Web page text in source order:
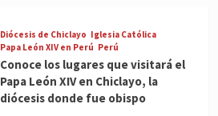
Diócesis de Chiclayo Iglesia Católica
Papa León XIV en Perú Perú
Conoce los lugares que visitará el
Papa León XIV en Chiclayo, la
diócesis donde fue obispo